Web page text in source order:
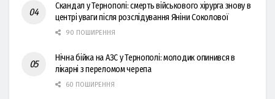
Скандал у Тернополі: смерть військового хірурга знову в
центрі уваги після розслідування Яніни Соколової
90 ПОШИРЕННЯ
Нічна бійка на АЗС у Тернополі: молодик опинився в
лікарні з переломом черепа
60 ПОШИРЕННЯ